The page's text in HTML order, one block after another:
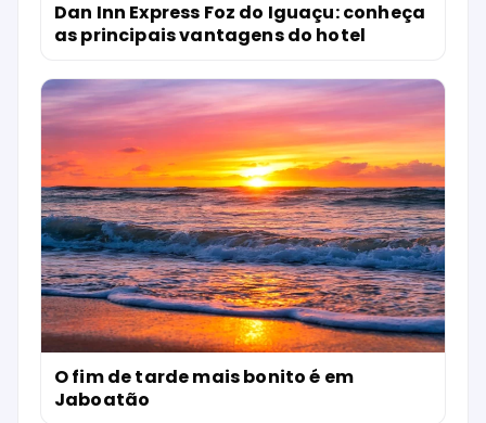
Dan Inn Express Foz do Iguaçu: conheça
as principais vantagens do hotel
O fim de tarde mais bonito é em
Jaboatão